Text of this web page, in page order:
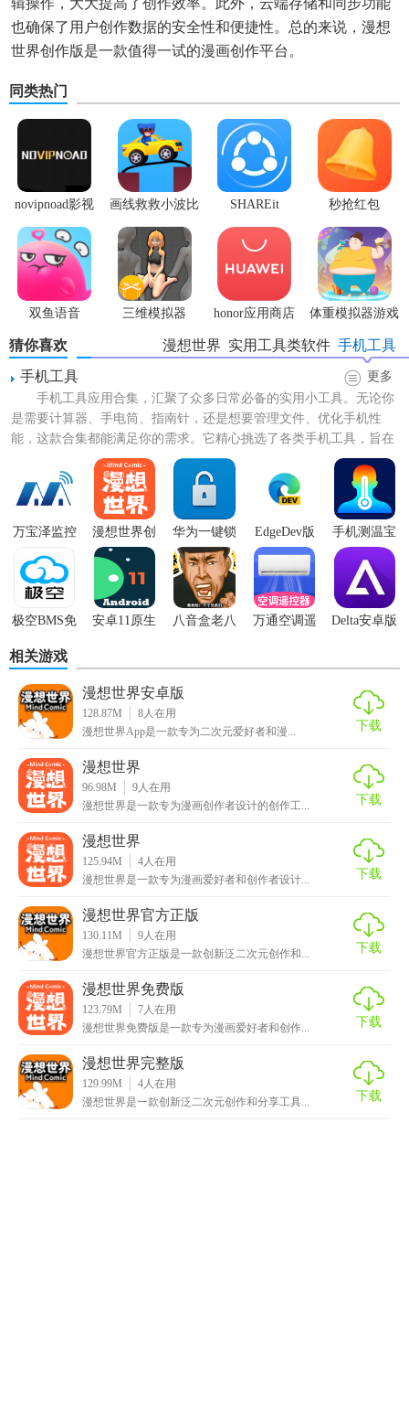
也确保了用户创作数据的安全性和便捷性。总的来说，漫想
世界创作版是一款值得一试的漫画创作平台。
同类热门
novipnoad影视
平台手机版
画线救救小波比
最新版
SHAREit
秒抢红包
app2.7.3
双鱼语音
三维模拟器
1.5.23
honor应用商店 体重模拟器游戏
猜你喜欢 手机工具
实用工具类软件
漫想世界
手机工具
更多
手机工具应用合集，汇聚了众多日常必备的实用小工具。无论你
是需要计算器、手电筒、指南针，还是想要管理文件、优化手机性
能，这款合集都能满足你的需求。它精心挑选了各类手机工具，旨在
为用户的生活和工作带来便捷...
万宝泽监控
漫想世界创
作版
华为一键锁
屏
EdgeDev版
手机测温宝
app
极空BMS免
安卓11原生
八音盒老八
万通空调遥
Delta安卓版
相关游戏
漫想世界安卓版
128.87M 8人在用
漫想世界App是一款专为二次元爱好者和漫...
下载
漫想世界
96.98M 9人在用
漫想世界是一款专为漫画创作者设计的创作工...
下载
漫想世界
125.94M 4人在用
漫想世界是一款专为漫画爱好者和创作者设计...
下载
漫想世界官方正版
130.11M 9人在用
漫想世界官方正版是一款创新泛二次元创作和...
下载
漫想世界免费版
123.79M 7人在用
漫想世界免费版是一款专为漫画爱好者和创作...
下载
漫想世界完整版
129.99M 4人在用
漫想世界是一款创新泛二次元创作和分享工具...
下载